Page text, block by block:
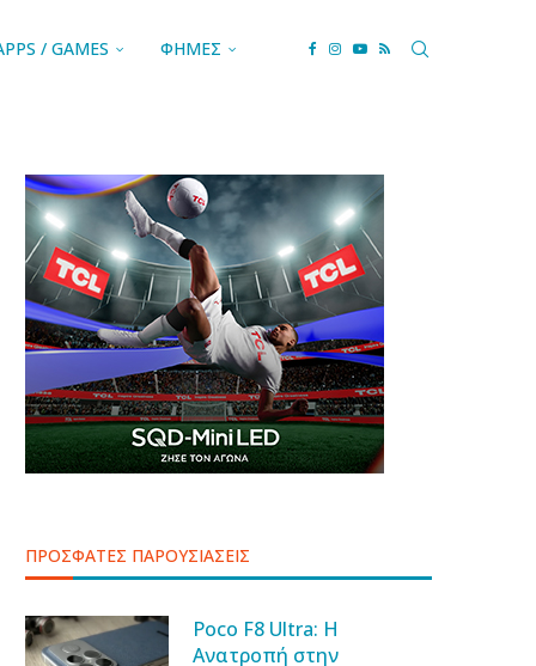
/ GAMES ΦΗΜΕΣ
ΠΡΟΣΦΑΤΕΣ ΠΑΡΟΥΣΙΑΣΕΙΣ
Poco F8 Ultra: Η
Ανατροπή στην